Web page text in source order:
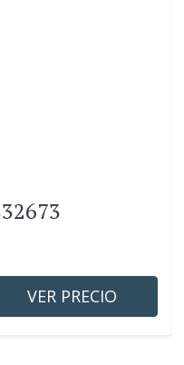
VER PRECIO